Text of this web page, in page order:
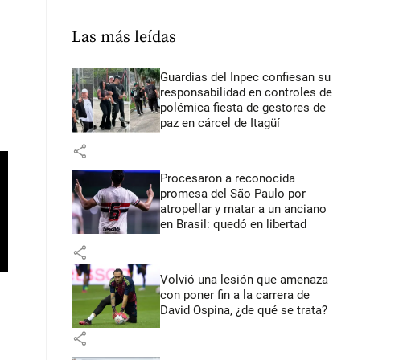
Las más leídas
Guardias del Inpec confiesan su
responsabilidad en controles de
polémica fiesta de gestores de
paz en cárcel de Itagüí
share
Procesaron a reconocida
promesa del São Paulo por
atropellar y matar a un anciano
en Brasil: quedó en libertad
share
Volvió una lesión que amenaza
con poner fin a la carrera de
David Ospina, ¿de qué se trata?
share